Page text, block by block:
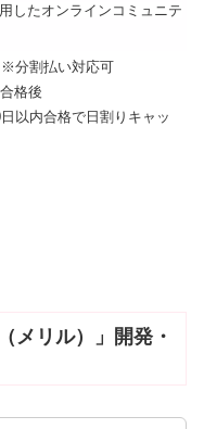
したオンラインコミュニテ
※分割払い対応可
格後
以内合格で日割りキャッ
メリル）」開発・